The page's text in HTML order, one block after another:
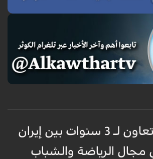
توقيع وثيقة تعاون لـ 3 سنوات بين إيران
مجال الرياضة والشباب